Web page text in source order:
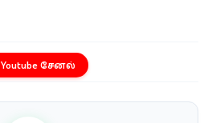
Youtube சேனல்